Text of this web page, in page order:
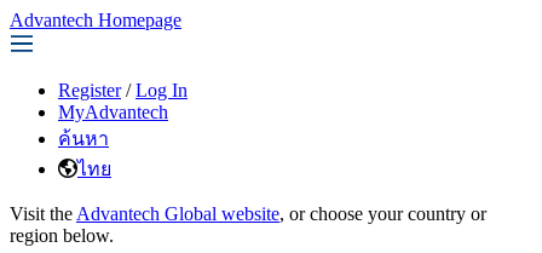
Advantech Homepage
Register / Log In
MyAdvantech
ค้นหา
ไทย
Visit the Advantech Global website, or choose your country or
region below.